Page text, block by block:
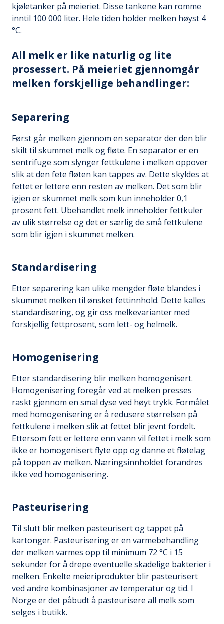
kjøletanker på meieriet. Disse tankene kan romme
inntil 100 000 liter. Hele tiden holder melken høyst 4
°C.
All melk er like naturlig og lite
prosessert. På meieriet gjennomgår
melken forskjellige behandlinger:
Separering
Først går melken gjennom en separator der den blir
skilt til skummet melk og fløte. En separator er en
sentrifuge som slynger fettkulene i melken oppover
slik at den fete fløten kan tappes av. Dette skyldes at
fettet er lettere enn resten av melken. Det som blir
igjen er skummet melk som kun inneholder 0,1
prosent fett. Ubehandlet melk inneholder fettkuler
av ulik størrelse og det er særlig de små fettkulene
som blir igjen i skummet melken.
Standardisering
Etter separering kan ulike mengder fløte blandes i
skummet melken til ønsket fettinnhold. Dette kalles
standardisering, og gir oss melkevarianter med
forskjellig fettprosent, som lett- og helmelk.
Homogenisering
Etter standardisering blir melken homogenisert.
Homogenisering foregår ved at melken presses
raskt gjennom en smal dyse ved høyt trykk. Formålet
med homogenisering er å redusere størrelsen på
fettkulene i melken slik at fettet blir jevnt fordelt.
Ettersom fett er lettere enn vann vil fettet i melk som
ikke er homogenisert flyte opp og danne et fløtelag
på toppen av melken. Næringsinnholdet forandres
ikke ved homogenisering.
Pasteurisering
Til slutt blir melken pasteurisert og tappet på
kartonger. Pasteurisering er en varmebehandling
der melken varmes opp til minimum 72 °C i 15
sekunder for å drepe eventuelle skadelige bakterier i
melken. Enkelte meieriprodukter blir pasteurisert
ved andre kombinasjoner av temperatur og tid. I
Norge er det påbudt å pasteurisere all melk som
selges i butikk.